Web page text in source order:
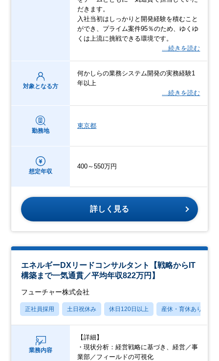
だきます。
入社当初はしっかりと開発経験を積むこと
ができ、プライム案件95％のため、ゆくゆ
くは上流に挑戦できる環境です。
…続きを読む
対象となる方
何かしらの業務システム開発の実務経験1
年以上
…続きを読む
勤務地
東京都
想定年収
400～550万円
詳しく見る
エネルギーDXリードコンサルタント【戦略からIT
構築まで一気通貫／平均年収822万円】
フューチャー株式会社
正社員採用 土日祝休み 休日120日以上 産休・育休あり
業務内容
【詳細】
・現状分析：経営戦略に基づき、経営／事
業部／フィールドの可視化